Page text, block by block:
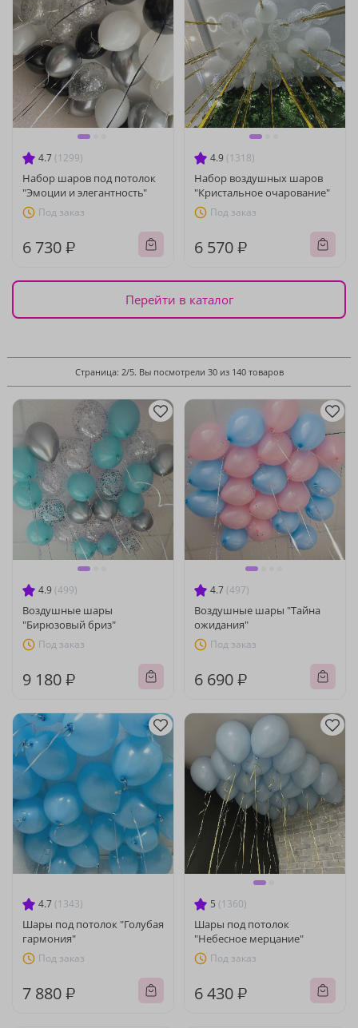
4.7 (1299)
Набор шаров под потолок
"Эмоции и элегантность"
Под заказ
6 730 ₽
4.9 (1318)
Набор воздушных шаров
"Кристальное очарование"
Под заказ
6 570 ₽
Перейти в каталог
Страница: 2/5. Вы посмотрели 30 из 140 товаров
4.9 (499)
Воздушные шары
"Бирюзовый бриз"
Под заказ
9 180 ₽
4.7 (497)
Воздушные шары "Тайна
ожидания"
Под заказ
6 690 ₽
4.7 (1343)
Шары под потолок "Голубая
гармония"
Под заказ
7 880 ₽
5 (1360)
Шары под потолок
"Небесное мерцание"
Под заказ
6 430 ₽